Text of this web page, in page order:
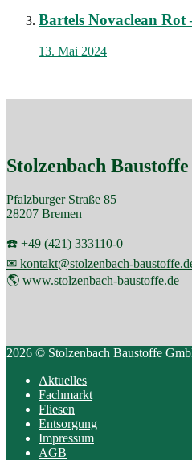
Bartels Novaclean Rot
13. Mai 2024
Stolzenbach Baustoffe
Pfalzburger Straße 85
28207 Bremen
☎️ +49 (421) 333110-0
✉ kontakt@stolzenbach-
🌎 www.stolzenbach-baustoffe.de
2026 © Stolzenbach Baustoffe
Aktuelles
Fachmarkt
Fliesen
Entsorgung
Impressum
AGB